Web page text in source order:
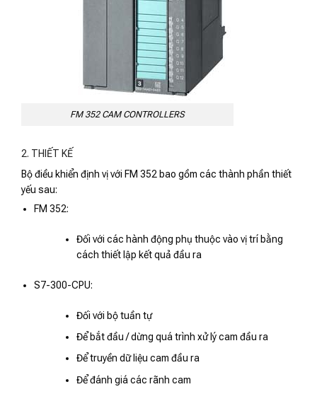
FM 352 CAM CONTROLLERS
2. THIẾT KẾ
Bộ điều khiển định vị với FM 352 bao gồm các thành phần thiết
yếu sau:
FM 352:
Đối với các hành động phụ thuộc vào vị trí bằng
cách thiết lập kết quả đầu ra
S7-300-CPU:
Đối với bộ tuần tự
Để bắt đầu / dừng quá trình xử lý cam đầu ra
Để truyền dữ liệu cam đầu ra
Để đánh giá các rãnh cam